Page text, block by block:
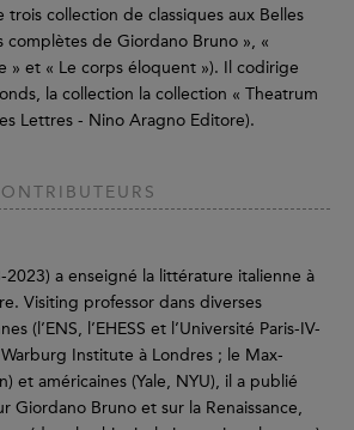
trois collection de classiques aux Belles
complètes de Giordano Bruno », «
» et « Le corps éloquent »). Il codirige
la collection la collection « Theatrum
Lettres - Nino Aragno Editore).
a enseigné la littérature italienne à
Visiting professor dans diverses
(l’ENS, l’EHESS et l’Université Paris-IV-
Institute à Londres ; le Max-
et américaines (Yale, NYU), il a publié
Giordano Bruno et sur la Renaissance,